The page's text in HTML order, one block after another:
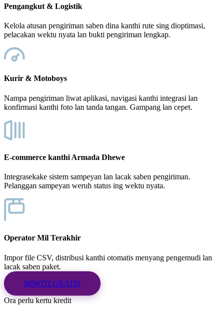
Pengangkut & Logistik
Kelola atusan pengiriman saben dina kanthi rute sing dioptimasi,
pelacakan wektu nyata lan bukti pengiriman lengkap.
Kurir & Motoboys
Nampa pengiriman liwat aplikasi, navigasi kanthi integrasi lan
konfirmasi kanthi foto lan tanda tangan. Gampang lan cepet.
E-commerce kanthi Armada Dhewe
Integrasekake sistem sampeyan lan lacak saben pengiriman.
Pelanggan sampeyan weruh status ing wektu nyata.
Operator Mil Terakhir
Impor file CSV, distribusi kanthi otomatis menyang pengemudi lan
lacak saben paket.
MIWITI GRATIS
Ora perlu kertu kredit